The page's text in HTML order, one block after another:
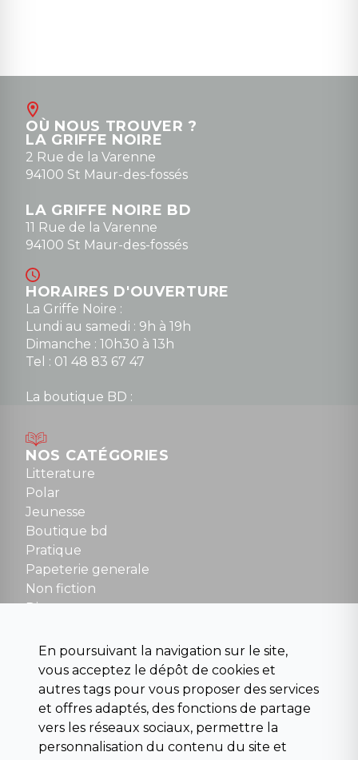
OÙ NOUS TROUVER ?
LA GRIFFE NOIRE
2 Rue de la Varenne
94100 St Maur-des-fossés
LA GRIFFE NOIRE BD
11 Rue de la Varenne
94100 St Maur-des-fossés
HORAIRES D'OUVERTURE
La Griffe Noire :
Lundi au samedi : 9h à 19h
Dimanche : 10h30 à 13h
Tel : 01 48 83 67 47
La boutique BD :
Mardi au samedi : 10h à 13h / 14h à 19h
Dimanche : 10h30 à 12h30
Tel : 01 48 89 13 88
Fermé le dimanche en Juillet et Août
NOUS CONTACTER
contact@la-griffe-noire.com
NOS CATÉGORIES
Litterature
Polar
Jeunesse
Boutique bd
Pratique
Papeterie generale
Non fiction
Divers
Beaux livres et art
Para scolaire
Histoire
Pochoteque
Pleiade
En poursuivant la navigation sur le site,
vous acceptez le dépôt de cookies et
autres tags pour vous proposer des services
et offres adaptés, des fonctions de partage
vers les réseaux sociaux, permettre la
personnalisation du contenu du site et